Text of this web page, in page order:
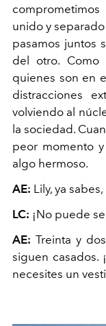
unido y
pasamos juntos
del otro. Como
quienes son en
distracciones
volviendo al
la sociedad.
peor momento
algo hermoso.
AE: Lily, ya
LC: ¡No puede
AE:Treinta y
siguen casados.
necesites un